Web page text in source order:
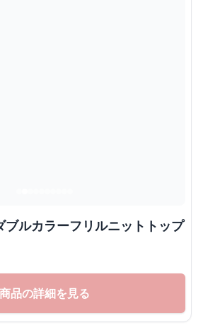
ブルカラーフリルニットトップ
商品の詳細を見る